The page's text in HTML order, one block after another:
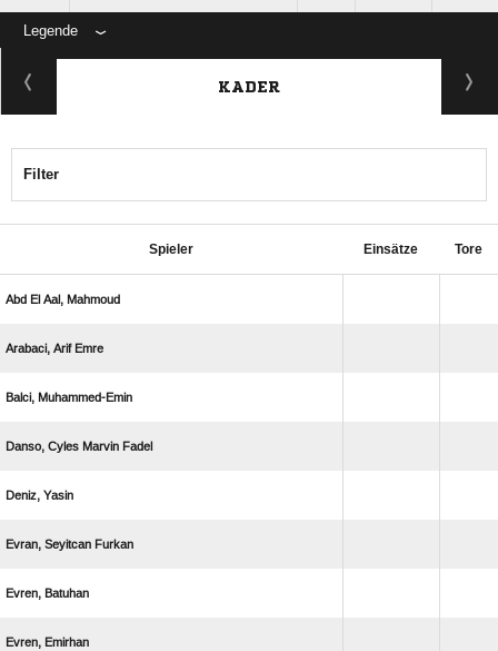
Legende
KADER
Filter
Spieler Einsätze Tore
   
  
 
   
 
  
 
 